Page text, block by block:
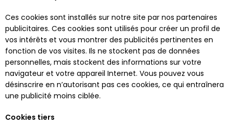
Ces cookies sont installés sur notre site par nos partenaires
publicitaires. Ces cookies sont utilisés pour créer un profil de
vos intérêts et vous montrer des publicités pertinentes en
fonction de vos visites. Ils ne stockent pas de données
personnelles, mais stockent des informations sur votre
navigateur et votre appareil Internet. Vous pouvez vous
désinscrire en n’autorisant pas ces cookies, ce qui entraînera
une publicité moins ciblée.
Cookies tiers